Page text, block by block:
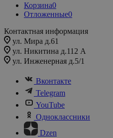
Корзина0
Отложенные0
Контактная информация
ул. Мира д.61
ул. Никитина д.112 А
ул. Инженерная д.5/1
Вконтакте
Telegram
YouTube
Одноклассники
Dzen